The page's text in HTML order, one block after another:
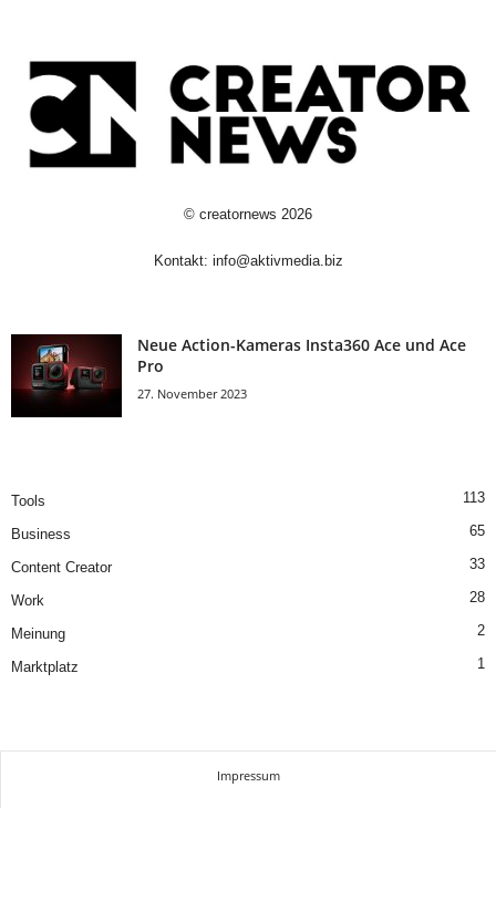
© creatornews 2026
Kontakt: info@aktivmedia.biz
Neue Action-Kameras Insta360 Ace und Ace
Pro
27. November 2023
Tools 113
Business 65
Content Creator 33
Work 28
Meinung 2
Marktplatz 1
Impressum